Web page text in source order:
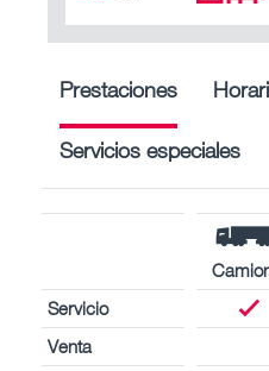
Prestaciones
Servicios especiales
Servicio
Venta